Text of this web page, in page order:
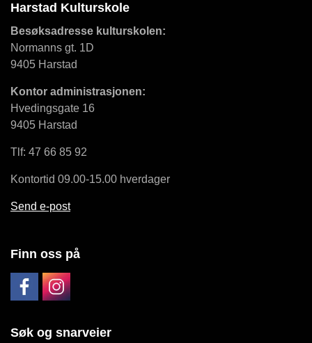
Harstad Kulturskole
Besøksadresse kulturskolen:
Normanns gt. 1D
9405 Harstad
Kontor administrasjonen:
Hvedingsgate 16
9405 Harstad
Tlf: 47 66 85 92
Kontortid 09.00-15.00 hverdager
Send e-post
Finn oss på
Søk og snarveier